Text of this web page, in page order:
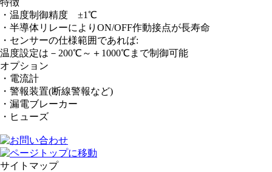
・温度制御精度 ±1℃
・半導体リレーによりON/OFF作動接点が長寿命
・センサーの仕様範囲であれば:
温度設定は－200℃～＋1000℃まで制御可能
オプション
・電流計
・警報装置(断線警報など)
・漏電ブレーカー
・ヒューズ
サイトマップ